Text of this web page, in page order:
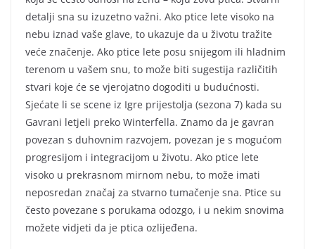
detalji sna su izuzetno važni. Ako ptice lete visoko na
nebu iznad vaše glave, to ukazuje da u životu tražite
veće značenje. Ako ptice lete posu snijegom ili hladnim
terenom u vašem snu, to može biti sugestija različitih
stvari koje će se vjerojatno dogoditi u budućnosti.
Sjećate li se scene iz Igre prijestolja (sezona 7) kada su
Gavrani letjeli preko Winterfella. Znamo da je gavran
povezan s duhovnim razvojem, povezan je s mogućom
progresijom i integracijom u životu. Ako ptice lete
visoko u prekrasnom mirnom nebu, to može imati
neposredan značaj za stvarno tumačenje sna. Ptice su
često povezane s porukama odozgo, i u nekim snovima
možete vidjeti da je ptica ozlijeđena.